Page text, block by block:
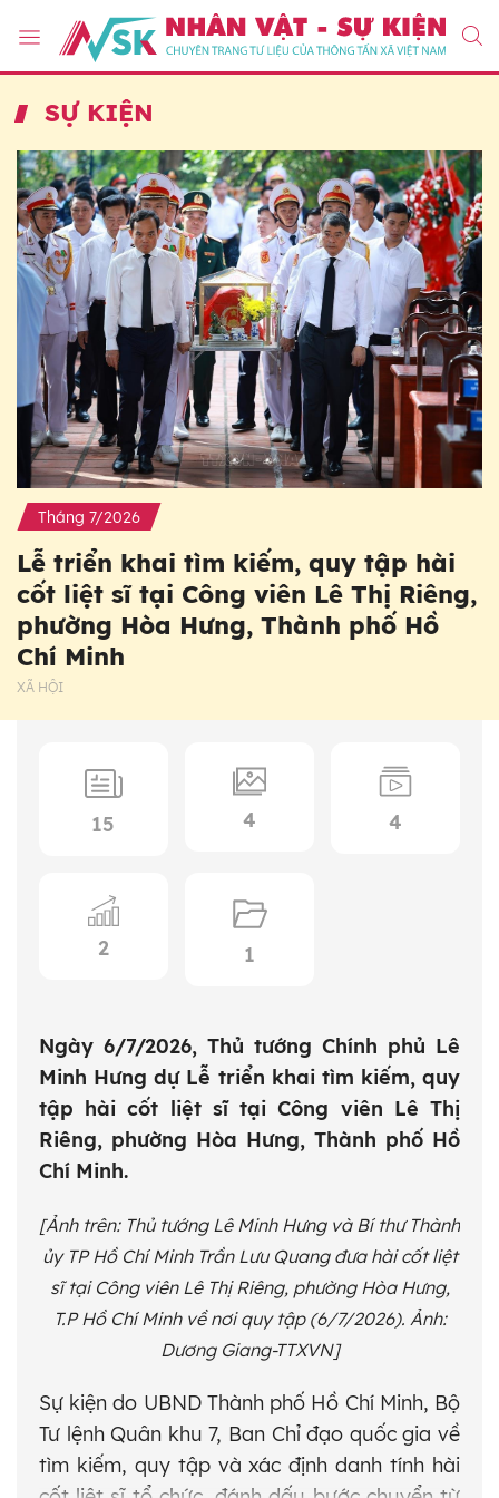
SỰ KIỆN
Tháng 7/2026
Lễ triển khai tìm kiếm, quy tập hài
cốt liệt sĩ tại Công viên Lê Thị Riêng,
phường Hòa Hưng, Thành phố Hồ
Chí Minh
XÃ HỘI
15 4 4
2 1
Ngày 6/7/2026, Thủ tướng Chính phủ Lê
Minh Hưng dự Lễ triển khai tìm kiếm, quy
tập hài cốt liệt sĩ tại Công viên Lê Thị
Riêng, phường Hòa Hưng, Thành phố Hồ
Chí Minh.
[Ảnh trên: Thủ tướng Lê Minh Hưng và Bí thư Thành
ủy TP Hồ Chí Minh Trần Lưu Quang đưa hài cốt liệt
sĩ tại Công viên Lê Thị Riêng, phường Hòa Hưng,
T.P Hồ Chí Minh về nơi quy tập (6/7/2026). Ảnh:
Dương Giang-TTXVN]
Sự kiện do UBND Thành phố Hồ Chí Minh, Bộ
Tư lệnh Quân khu 7, Ban Chỉ đạo quốc gia về
tìm kiếm, quy tập và xác định danh tính hài